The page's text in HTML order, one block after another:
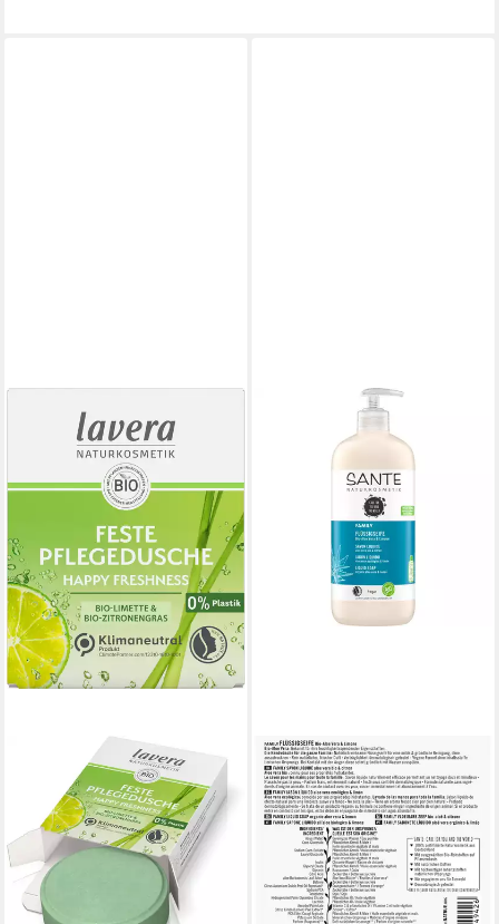
SANTE
Handseife FAMILY Bio-Aloe
Vera Limone, 500 ml
7,99 €
(15,98 €/ 1 l)
lieferbar - in 3-4 Werktagen bei dir